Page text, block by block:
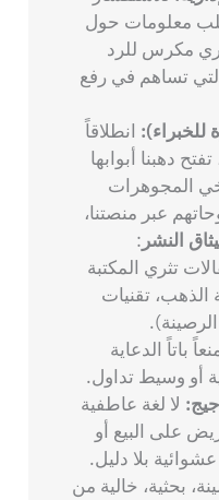
معلومات حول
مكرس للرد
تساهم في رفع
انطلاقاً
دهبنا أبوابها
المجوهرات
عبر منصتنا،
النشر :
تثري المكتبة
الذهب، تقنيات
الرصينة).
باتاً الدعاية
أو وسيط تداول.
لا لغة عاطفية
على البيع أو
بلا دليل.
بحثية، خالية من